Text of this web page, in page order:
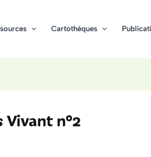
Cartothèques
Vivant n°2